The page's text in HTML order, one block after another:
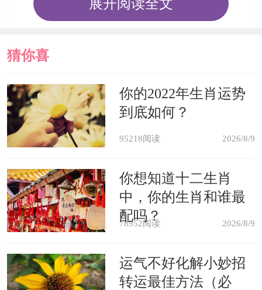
放，虽然他们的脾气不太友好，但当时
会追究，也从来不会跟朋友计较什么，
气度算是比较大的人。此外，属虎人出
手也很阔绰，只要是他们认定的朋友，
一定不会让对方吃亏，毕竟他们特别好
面子。
属蛇人的个性随和，不爱和别人计
展开阅读全文
猜你喜
欢
你的2022年生肖运势
到底如何？
95218阅读 2026/8/9
你想知道十二生肖
中，你的生肖和谁最
配吗？
78952阅读 2026/8/9
运气不好化解小妙招
转运最佳方法（必